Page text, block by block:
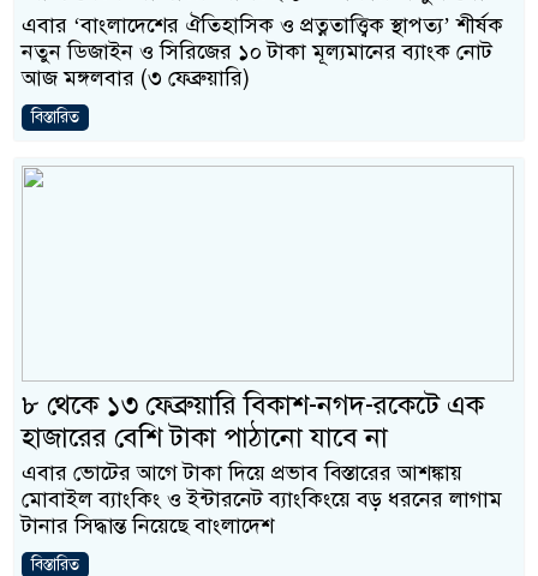
এবার ‘বাংলাদেশের ঐতিহাসিক ও প্রত্নতাত্ত্বিক স্থাপত্য’ শীর্ষক
নতুন ডিজাইন ও সিরিজের ১০ টাকা মূল্যমানের ব্যাংক নোট
আজ মঙ্গলবার (৩ ফেব্রুয়ারি)
বিস্তারিত
৮ থেকে ১৩ ফেব্রুয়ারি বিকাশ-নগদ-রকেটে এক
হাজারের বেশি টাকা পাঠানো যাবে না
এবার ভোটের আগে টাকা দিয়ে প্রভাব বিস্তারের আশঙ্কায়
মোবাইল ব্যাংকিং ও ইন্টারনেট ব্যাংকিংয়ে বড় ধরনের লাগাম
টানার সিদ্ধান্ত নিয়েছে বাংলাদেশ
বিস্তারিত